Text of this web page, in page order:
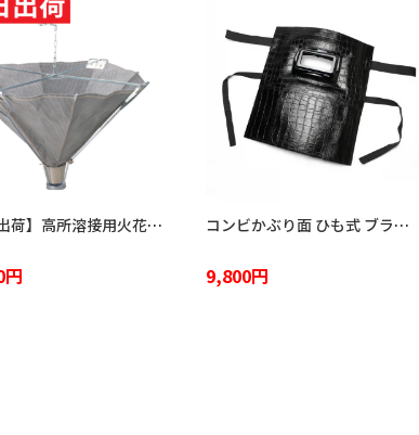
【当日出荷】高所溶接用火花受け 火雨守 KA-2100 コンビかぶり面 ひも式 ブラッククロコダイル ME-2BC
9,800円